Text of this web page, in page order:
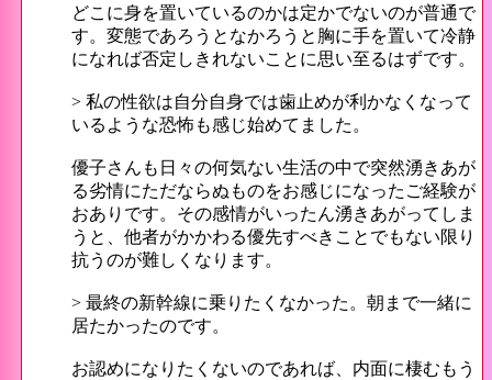
どこに身を置いているのかは定かでないのが普通で
す。変態であろうとなかろうと胸に手を置いて冷静
になれば否定しきれないことに思い至るはずです。
> 私の性欲は自分自身では歯止めが利かなくなって
いるような恐怖も感じ始めてました。
優子さんも日々の何気ない生活の中で突然湧きあが
る劣情にただならぬものをお感じになったご経験が
おありです。その感情がいったん湧きあがってしま
うと、他者がかかわる優先すべきことでもない限り
抗うのが難しくなります。
> 最終の新幹線に乗りたくなかった。朝まで一緒に
居たかったのです。
お認めになりたくないのであれば、内面に棲むもう